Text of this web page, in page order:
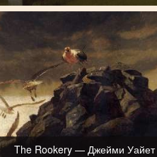
The Rookery — Джейми Уайет